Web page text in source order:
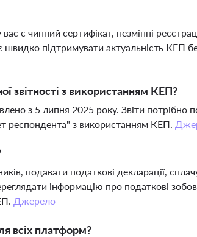
є чинний сертифікат, незмінні
підтримувати актуальність КЕП
звітності з використанням КЕП?
з 5 липня 2025 року. Звіти потрібно
респондента" з використанням КЕП.
подавати податкові декларації,
інформацію про податкові
Джерело
всіх платформ?